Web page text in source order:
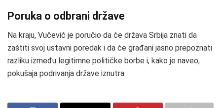
Poruka o odbrani države
Na kraju, Vučević je poručio da će država Srbija znati da
zaštiti svoj ustavni poredak i da će građani jasno prepoznati
razliku između legitimne političke borbe i, kako je naveo,
pokušaja podrivanja države iznutra.